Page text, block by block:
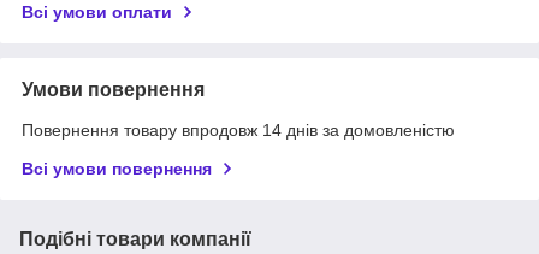
Всі умови оплати
Умови повернення
Повернення товару впродовж 14 днів за домовленістю
Всі умови повернення
Подібні товари компанії